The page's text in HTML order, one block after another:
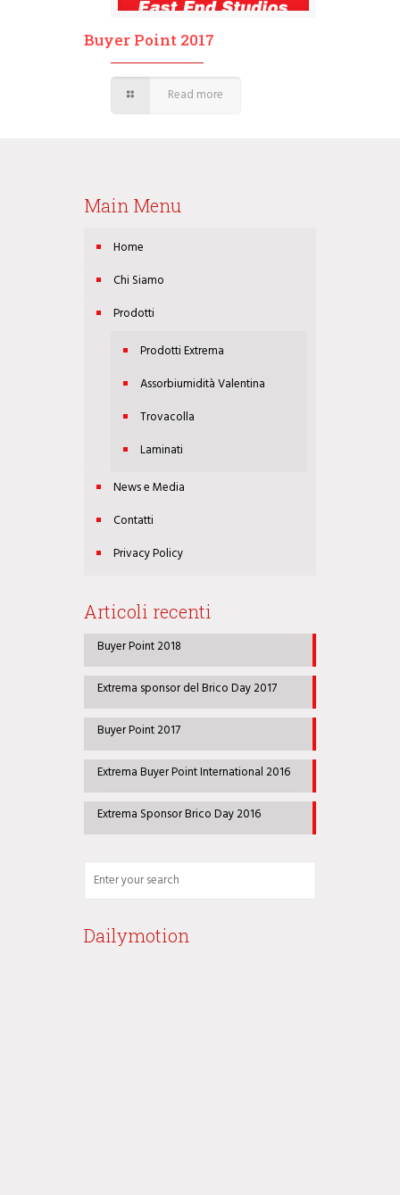
Buyer Point 2017
Read more
Main Menu
Home
Chi Siamo
Prodotti
Prodotti Extrema
Assorbiumidità Valentina
Trovacolla
Laminati
News e Media
Contatti
Privacy Policy
Articoli recenti
Buyer Point 2018
Extrema sponsor del Brico Day 2017
Buyer Point 2017
Extrema Buyer Point International 2016
Extrema Sponsor Brico Day 2016
Dailymotion